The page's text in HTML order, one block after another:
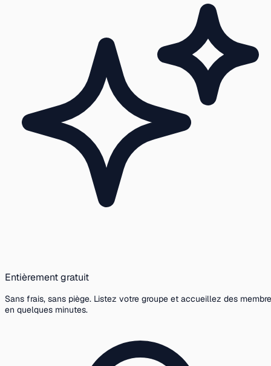
Entièrement gratuit
Sans frais, sans piège. Listez votre groupe et accueillez des
en quelques minutes.